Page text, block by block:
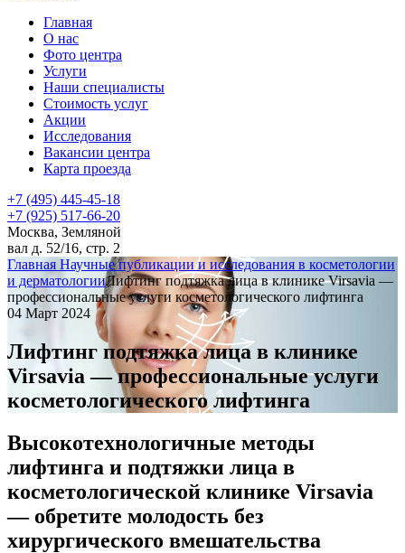
Главная
О нас
Фото центра
Услуги
Наши специалисты
Стоимость услуг
Акции
Исследования
Вакансии центра
Карта проезда
+7 (495) 445-45-18
+7 (925) 517-66-20
Москва, Земляной
вал д. 52/16, стр. 2
Главная Научные публикации и исследования в косметологии
и дерматологииЛифтинг подтяжка лица в клинике Virsavia —
профессиональные услуги косметологического лифтинга
04 Март 2024
Лифтинг подтяжка лица в клинике
Virsavia — профессиональные услуги
косметологического лифтинга
Высокотехнологичные методы
лифтинга и подтяжки лица в
косметологической клинике Virsavia
— обретите молодость без
хирургического вмешательства